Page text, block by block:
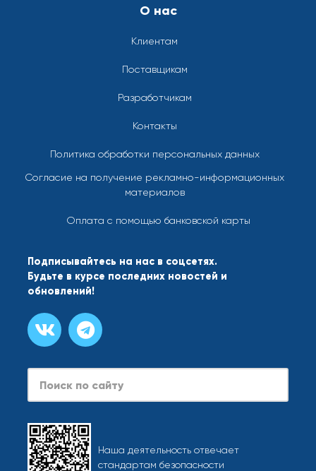
О нас
Клиентам
Поставщикам
Разработчикам
Контакты
Политика обработки персональных данных
Согласие на получение рекламно-информационных
материалов
Оплата с помощью банковской карты
Подписывайтесь на нас в соцсетях.
Будьте в курсе последних новостей и
обновлений!
Наша деятельность отвечает
стандартам безопасности